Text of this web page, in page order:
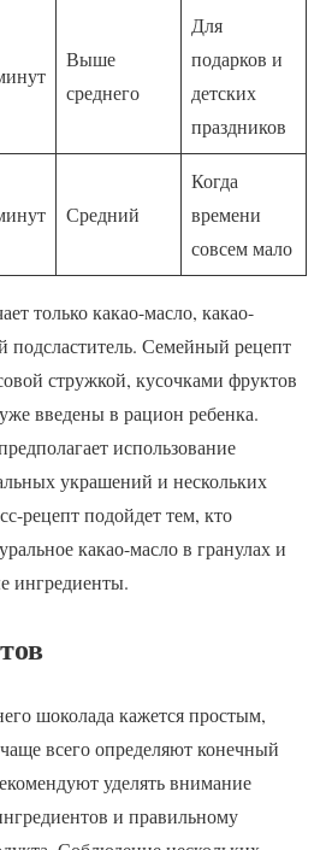
Выше
среднего
Для
подарков и
детских
праздников
Средний
Когда
времени
совсем мало
только какао-масло, какао-
подсластитель. Семейный рецепт
стружкой, кусочками фруктов
введены в рацион ребенка.
использование
украшений и нескольких
рецепт подойдет тем, кто
какао-масло в гранулах и
ингредиенты.
шоколада кажется простым,
всего определяют конечный
уделять внимание
и правильному